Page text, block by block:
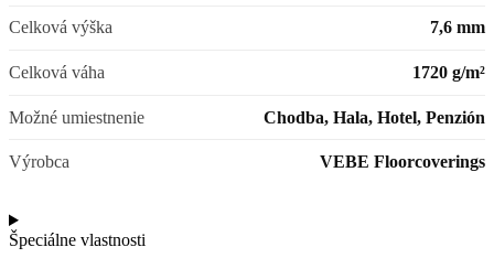
Celková výška 7,6 mm
Celková váha 1720 g/m²
Možné umiestnenie Chodba, Hala, Hotel, Penzión
Výrobca VEBE Floorcoverings
Špeciálne vlastnosti